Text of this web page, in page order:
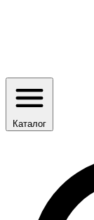
Каталог